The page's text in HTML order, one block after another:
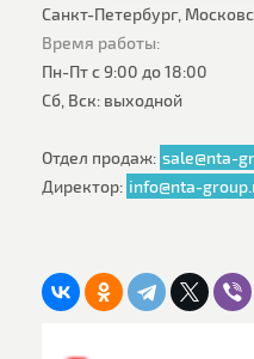
Санкт-Петербург,
Время работы:
Пн-Пт с 9:00 до 18:00
Сб, Вск: выходной
Отдел продаж: sale@nta-
Директор: info@nta-